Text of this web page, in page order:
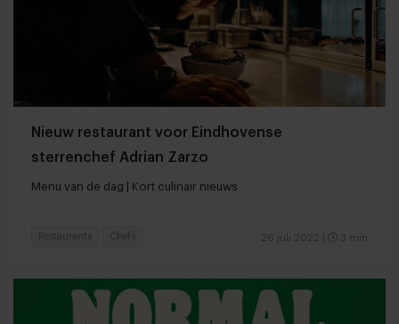
Nieuw restaurant voor Eindhovense
sterrenchef Adrian Zarzo
Menu van de dag | Kort culinair nieuws
26 juli 2022 3 min
Restaurants Chefs